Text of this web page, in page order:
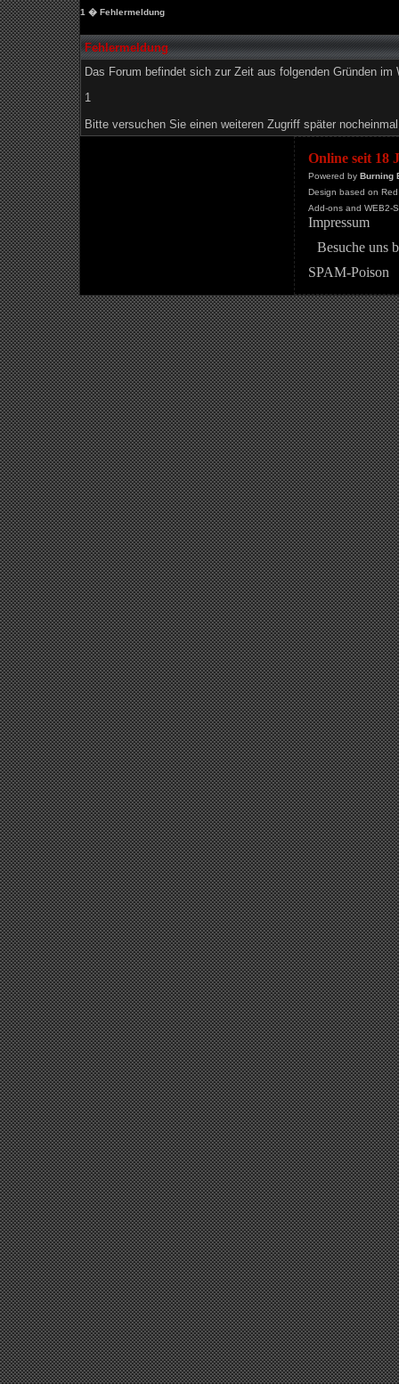
1 � Fehlermeldung
Fehlermeldung
Das Forum befindet sich zur Zeit aus folgenden Gründen im
1
Bitte versuchen Sie einen weiteren Zugriff später
Online seit 18
Powered by Burning
Design based on
Add-ons and WEB2-
Impressum
Besuche uns
SPAM-Poison